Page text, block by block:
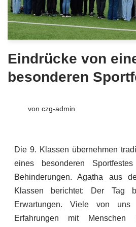
Eindrücke von
besonderen
von czg-admin
Die 9. Klassen übernehmen
eines besonderen
Behinderungen. Agatha aus
Klassen berichtet: Der Tag
Erwartungen. Viele von
Erfahrungen mit Menschen